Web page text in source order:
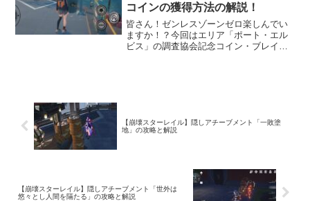
コインの獲得方法の解説！
皆さん！ゼンレスゾーンゼロ楽しんでい
ますか！？今回はエリア「ポート・エル
ビス」の調査協会記念コイン・ブレイズ
【崩壊スターレイル】隠しアチーブメント「一敗塗
地」の攻略と解説
【崩壊スターレイル】隠しアチーブメント「世外は
悠々とし人間を隔たる」の攻略と解説